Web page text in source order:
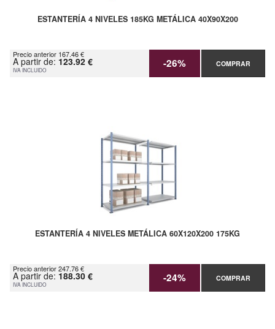
ESTANTERÍA 4 NIVELES 185KG METÁLICA 40X90X200
Precio anterior 167.46 €
A partir de: 123.92 €
IVA INCLUIDO -26% COMPRAR
ESTANTERÍA 4 NIVELES METÁLICA 60X120X200 175KG
Precio anterior 247.76 €
A partir de: 188.30 €
IVA INCLUIDO -24% COMPRAR